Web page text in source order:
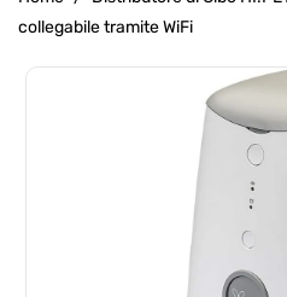
collegabile tramite WiFi